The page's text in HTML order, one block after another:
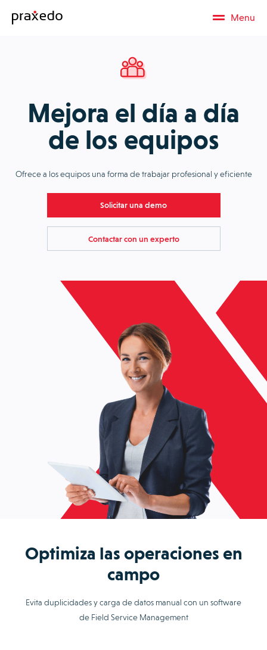
Menu
Mejora el día a día
de los equipos
Ofrece a los equipos una forma de trabajar profesional y eficiente
Solicitar una demo
Contactar con un experto
Optimiza las operaciones en
campo
Evita duplicidades y carga de datos manual con un software
de Field Service Management